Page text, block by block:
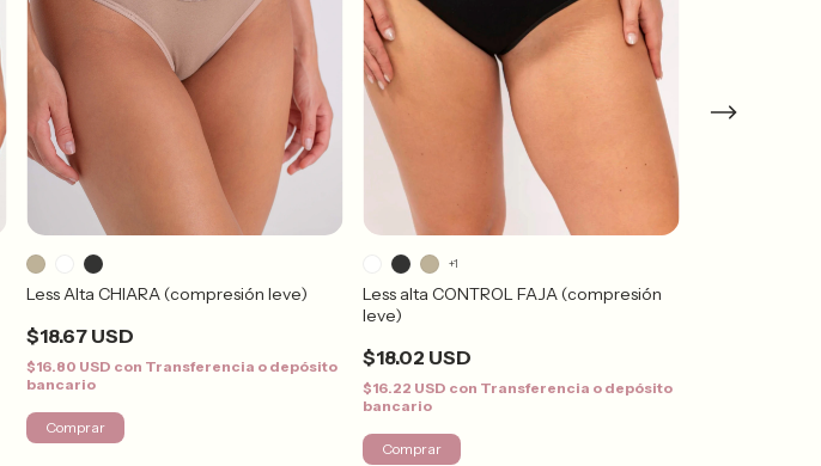
Less Alta CHIARA (compresión leve)
$18.67 USD
$16.80 USD con Transferencia o depósito
bancario
Comprar
Less alta CONTROL FAJA (compresión
leve)
$18.02 USD
$16.22 USD con Transferencia o depósito
bancario
+1
Comprar